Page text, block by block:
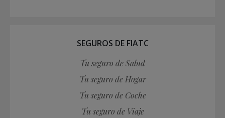
SEGUROS DE FIATC
Tu seguro de Salud
Tu seguro de Hogar
Tu seguro de Coche
Tu seguro de Viaje